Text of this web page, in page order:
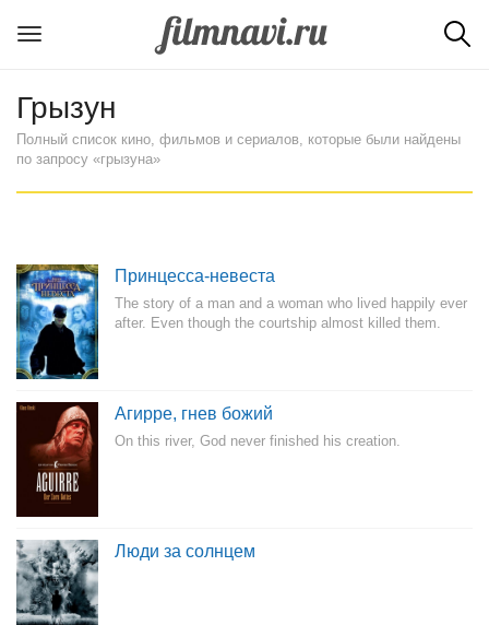
Грызун
Полный список кино, фильмов и сериалов, которые были найдены
по запросу «грызуна»
Принцесса-невеста
The story of a man and a woman who lived happily ever
after. Even though the courtship almost killed them.
Агирре, гнев божий
On this river, God never finished his creation.
Люди за солнцем